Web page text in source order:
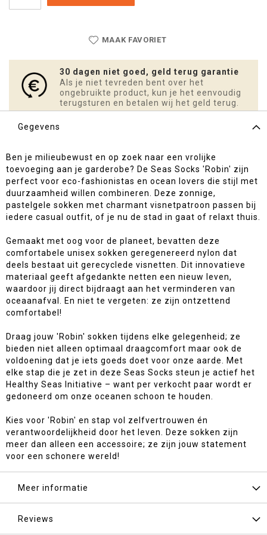
MAAK FAVORIET
30 dagen niet goed, geld terug garantie
Als je niet tevreden bent over het
ongebruikte product, kun je het eenvoudig
terugsturen en betalen wij het geld terug.
Gegevens
Ben je milieubewust en op zoek naar een vrolijke
toevoeging aan je garderobe? De Seas Socks 'Robin' zijn
perfect voor eco-fashionistas en ocean lovers die stijl met
duurzaamheid willen combineren. Deze zonnige,
pastelgele sokken met charmant visnetpatroon passen bij
iedere casual outfit, of je nu de stad in gaat of relaxt thuis.
Gemaakt met oog voor de planeet, bevatten deze
comfortabele unisex sokken geregenereerd nylon dat
deels bestaat uit gerecyclede visnetten. Dit innovatieve
materiaal geeft afgedankte netten een nieuw leven,
waardoor jij direct bijdraagt aan het verminderen van
oceaanafval. En niet te vergeten: ze zijn ontzettend
comfortabel!
Draag jouw 'Robin' sokken tijdens elke gelegenheid; ze
bieden niet alleen optimaal draagcomfort maar ook de
voldoening dat je iets goeds doet voor onze aarde. Met
elke stap die je zet in deze Seas Socks steun je actief het
Healthy Seas Initiative – want per verkocht paar wordt er
gedoneerd om onze oceanen schoon te houden.
Kies voor 'Robin' en stap vol zelfvertrouwen én
verantwoordelijkheid door het leven. Deze sokken zijn
meer dan alleen een accessoire; ze zijn jouw statement
voor een schonere wereld!
Meer informatie
Reviews